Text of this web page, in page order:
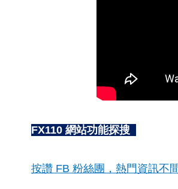
FX110 網站功能探搜
按讚 FB 粉絲團，熱門資訊不